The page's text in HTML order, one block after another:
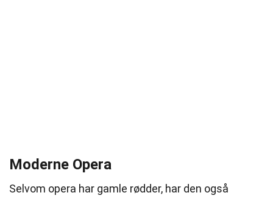
Moderne Opera
Selvom opera har gamle rødder, har den også